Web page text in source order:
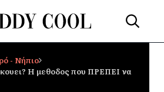
- Νήπιο
Η μεθοδος που ΠΡΕΠΕΙ να